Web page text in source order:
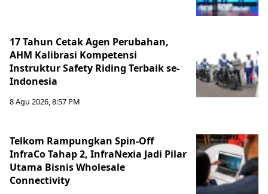
17 Tahun Cetak Agen Perubahan,
AHM Kalibrasi Kompetensi
Instruktur Safety Riding Terbaik se-
Indonesia
8 Agu 2026, 8:57 PM
Telkom Rampungkan Spin-Off
InfraCo Tahap 2, InfraNexia Jadi Pilar
Utama Bisnis Wholesale
Connectivity